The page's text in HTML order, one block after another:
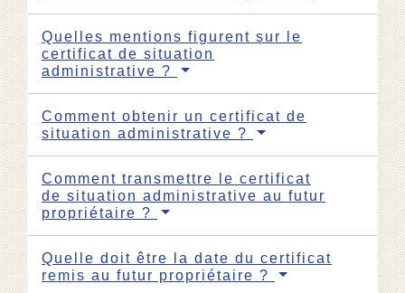
Quelles mentions figurent sur le
certificat de situation
administrative ?
Comment obtenir un certificat de
situation administrative ?
Comment transmettre le certificat
de situation administrative au futur
propriétaire ?
Quelle doit être la date du certificat
remis au futur propriétaire ?